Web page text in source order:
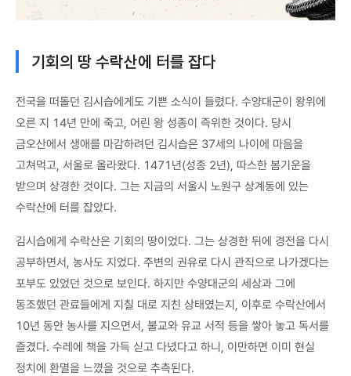
기회의 땅 수락산에 터를 잡다
전국을 떠돌던 김시습에게도 기쁜 소식이 들렸다. 수양대군이 왕위에
오른 지 14년 만에 죽고, 어린 왕 성종이 즉위한 것이다. 당시
금오산에서 생애를 마감하려던 김시습은 37세의 나이에 마음을
고쳐먹고, 서울로 올라왔다. 1471년(성종 2년), 따스한 봄기운을
받으며 상경한 것이다. 그는 지금의 서울시 노원구 상계동에 있는
수락산에 터를 잡았다.
김시습에게 수락산은 기회의 땅이었다. 그는 상경한 뒤에 경전을 다시
공부하면서, 농사도 지었다. 주변의 권유로 다시 관직으로 나가겠다는
포부도 있었던 것으로 보인다. 하지만 수양대군의 세상과 그에
동조했던 관료들에게 지칠 대로 지친 상태였는지, 이후로 수락산에서
10년 동안 농사를 지으면서, 불교와 유교 서적 등을 쌓아 놓고 독서를
즐겼다. 수레에 책을 가득 싣고 다녔다고 하니, 이만하면 이미 현실
정치에 환멸을 느꼈을 것으로 추측된다.